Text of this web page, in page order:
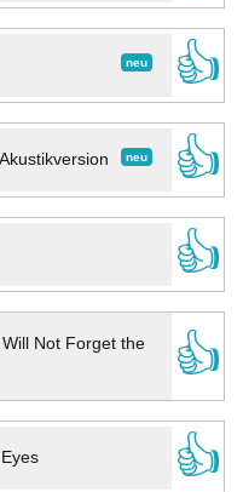
neu
👍
neu
👍
👍
Not Forget the
👍
👍